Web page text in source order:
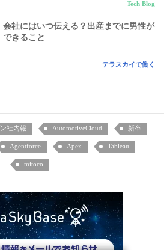
Tech Blog
会社にはいつ伝える？出産までに男性が
できること
テラスカイで働く
社内報 AutomotiveCloud 新卒
Agentforce Apex Tableau
mitoco